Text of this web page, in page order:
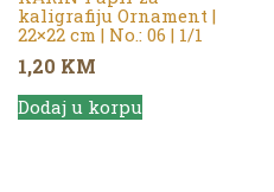
kaligrafiju Ornament |
22×22 cm | No.: 06 | 1/1
1,20 KM
Dodaj u korpu